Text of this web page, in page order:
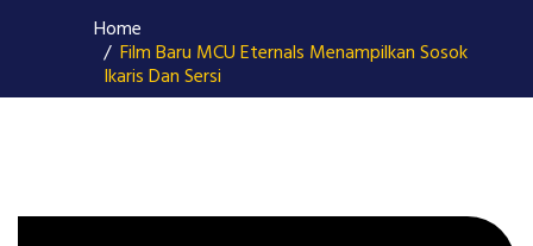
Home
Film Baru MCU Eternals Menampilkan Sosok
Ikaris Dan Sersi